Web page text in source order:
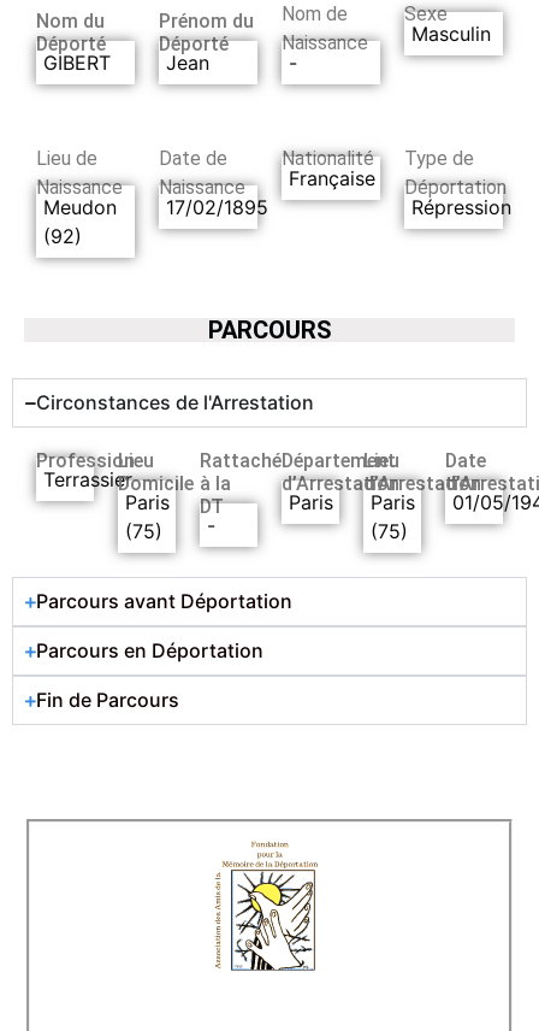
Nom du
Déporté
GIBERT
Prénom du
Déporté
Jean
Nom de
Naissance
-
Sexe
Masculin
Lieu de
Naissance
Meudon
(92)
Date de
Naissance
17/02/1895
Nationalité
Française
Type de
Déportation
Répression
PARCOURS
Circonstances de l'Arrestation
Profession
Terrassier
Lieu
Domicile
Paris
(75)
Rattaché
à la
DT
-
Département
d’Arrestation
Paris
Lieu
d’Arrestation
Paris
(75)
Date
01/05/
Parcours avant Déportation
Parcours en Déportation
Fin de Parcours